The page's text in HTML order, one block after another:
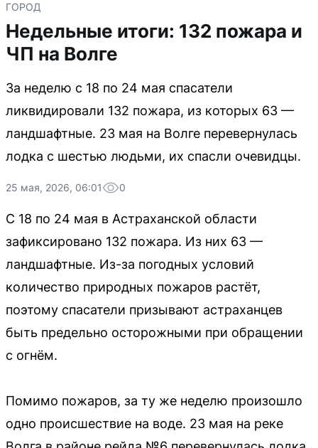
ГОРОД
Недельные итоги: 132 пожара и
ЧП на Волге
За неделю с 18 по 24 мая спасатели
ликвидировали 132 пожара, из которых 63 —
ландшафтные. 23 мая на Волге перевернулась
лодка с шестью людьми, их спасли очевидцы.
25 мая, 2026, 06:01 0
С 18 по 24 мая в Астраханской области
зафиксировано 132 пожара. Из них 63 —
ландшафтные. Из-за погодных условий
количество природных пожаров растёт,
поэтому спасатели призывают астраханцев
быть предельно осторожными при обращении
с огнём.
Помимо пожаров, за ту же неделю произошло
одно происшествие на воде. 23 мая на реке